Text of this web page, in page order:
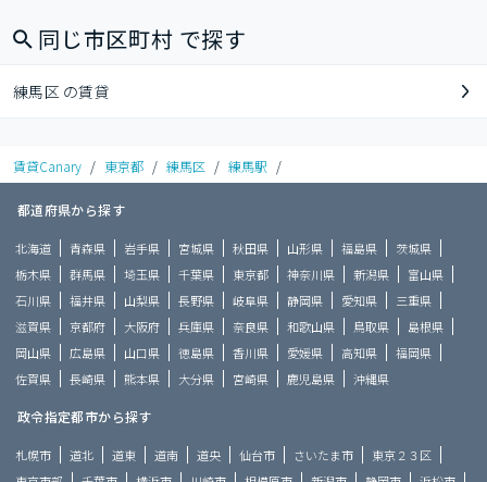
同じ市区町村 で探す
練馬区 の賃貸
賃貸Canary / 東京都 / 練馬区 / 練馬駅 /
都道府県から探す
北海道 青森県 岩手県 宮城県 秋田県 山形県 福島県
茨城県
栃木県
群馬県 埼玉県 千葉県 東京都 神奈川県 新潟県
富山県
石川県
福井県 山梨県 長野県 岐阜県 静岡県 愛知県
三重県
滋賀県
京都府 大阪府 兵庫県 奈良県 和歌山県 鳥取県
島根県
岡山県
広島県 山口県 徳島県 香川県 愛媛県 高知県
福岡県
佐賀県
長崎県 熊本県 大分県 宮崎県 鹿児島県 沖縄県
政令指定都市から探す
札幌市 道北 道東 道南 道央 仙台市 さいたま市
東京２３区